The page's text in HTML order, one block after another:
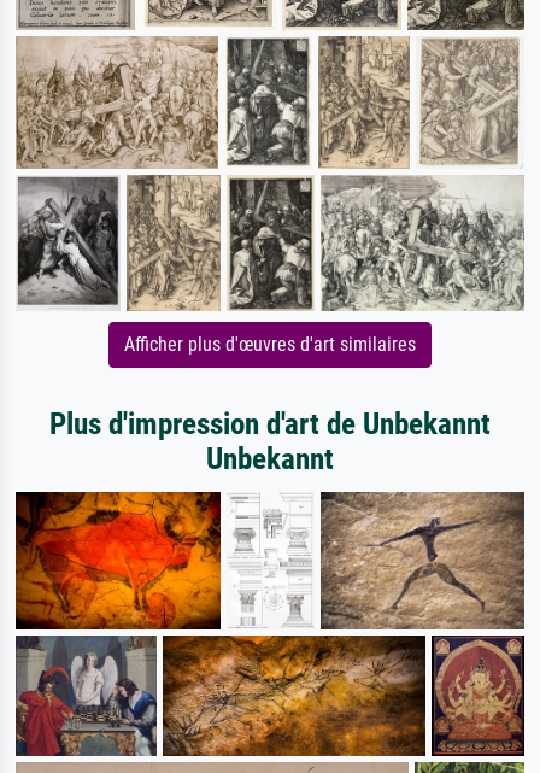
Afficher plus d'œuvres d'art similaires
Plus d'impression d'art de Unbekannt
Unbekannt